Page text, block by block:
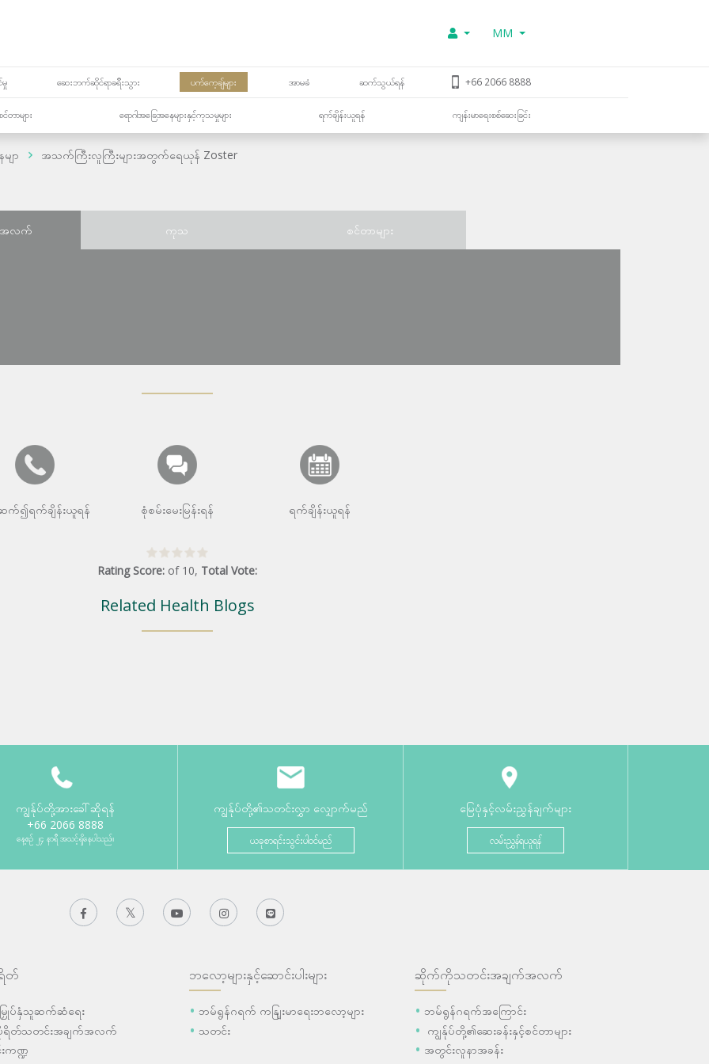
MM
မှု ဆေးဘက်ဆိုင်ရာခရီးသွား ပက်ကေ့ချ်များ အာမခံ ဆက်သွယ်ရန် +66 2066 8888
ာများ ရောဂါအခြေအနေများနှင့်ကုသမှုများ ရက်ချိန်းယူရန် ကျန်းမာရေးစစ်ဆေးခြင်း
ျာ အသက်ကြီးလူကြီးများအတွက်ရေယုန် Zoster
အလက် ကုသ စင်တာများ
က်၍ရက်ချိန်းယူရန် စုံစမ်းမေးမြန်းရန် ရက်ချိန်းယူရန်
Rating Score: of 10, Total Vote:
Related Health Blogs
ကျွန်ုပ်တို့အားခေါ်ဆိုရန်
+66 2066 8888
နေ့စဉ် ၂၄ နာရီ အသင့်ရှိနေပါသည်။
ကျွန်ုပ်တို့၏သတင်းလွှာ လျှောက်မည်
ယခုစာရင်းသွင်းပါဝင်မည်
မြေပုံနှင့်လမ်းညွှန်ချက်များ
လမ်းညွှန်ရယူရန်
တ်
မြှုပ်နှံသူဆက်ဆံရေး
ရိတ်သတင်းအချက်အလက်
ကဏ္ဍ
ဘလော့များနှင့်ဆောင်းပါးများ
ဘမ်ရွန်ဂရက် ကနျြးမာရေးဘလော့များ
သတင်း
ဆိုက်ကိုသတင်းအချက်အလက်
ဘမ်ရွန်ဂရက်အကြောင်း
ကျွန်ုပ်တို့၏ဆေးခန်းနှင့်စင်တာများ
အတွင်းလူနာအခန်း